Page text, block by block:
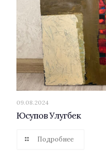
09.08.2024
Юсупов Улугбек
Подробнее